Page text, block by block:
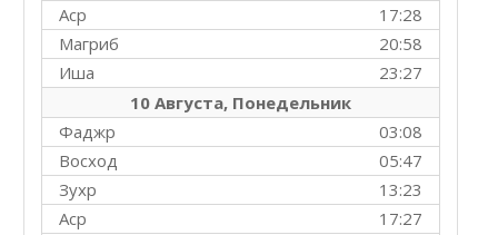
17:28
Аср
20:58
Магриб
23:27
Иша
10 Августа, Понедельник
03:08
Фаджр
05:47
Восход
13:23
Зухр
17:27
Аср